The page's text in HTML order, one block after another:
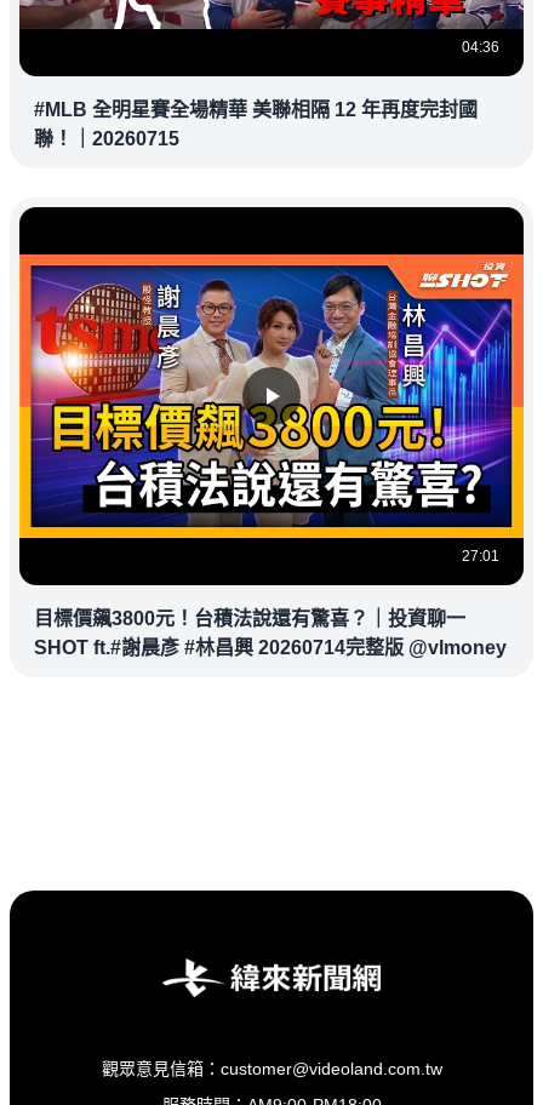
04:36
#MLB 全明星賽全場精華 美聯相隔 12 年再度完封國
聯！｜20260715
27:01
目標價飆3800元！台積法說還有驚喜？｜投資聊一
SHOT ft.#謝晨彥 #林昌興 20260714完整版 @vlmoney
觀眾意見信箱：customer@videoland.com.tw